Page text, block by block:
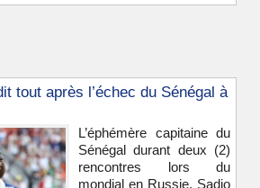
tout après l’échec du Sénégal à
L’éphémère capitaine du
Sénégal durant deux (2)
rencontres lors du
mondial en Russie, Sadio